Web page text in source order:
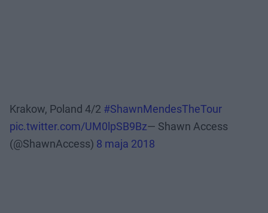
Krakow, Poland 4/2 #ShawnMendesTheTour
pic.twitter.com/UM0lpSB9Bz— Shawn Access
(@ShawnAccess) 8 maja 2018